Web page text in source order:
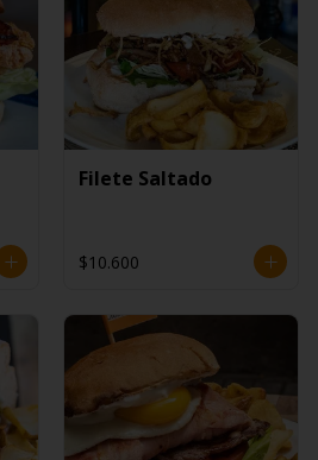
Filete Saltado
$10.600